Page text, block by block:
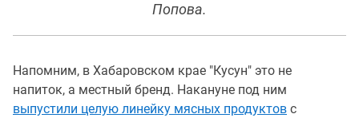
Попова.
Напомним, в Хабаровском крае "Кусун" это не
напиток, а местный бренд. Накануне под ним
выпустили целую линейку мясных продуктов с